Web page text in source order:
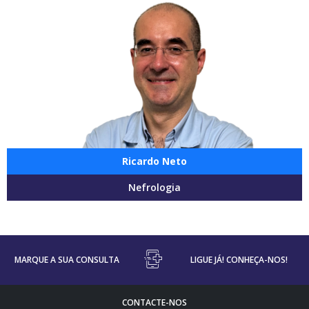
Ricardo Neto
Nefrologia
MARQUE A SUA CONSULTA LIGUE JÁ! CONHEÇA-NOS!
CONTACTE-NOS